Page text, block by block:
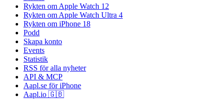
Rykten om Apple Watch 12
Rykten om Apple Watch Ultra 4
Rykten om iPhone 18
Podd
Skapa konto
Events
Statistik
RSS för alla nyheter
API & MCP
Aapl.se för iPhone
Aapl.io 🇬🇧